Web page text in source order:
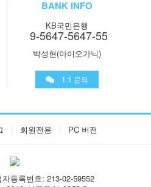
BANK INFO
KB국민은행
9-5647-5647-55
박성현(아이오가닉)
1:1 문의
회원전용 PC 버전
등록번호: 213-02-59552